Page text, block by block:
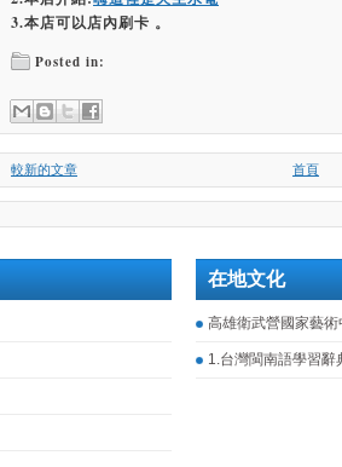
3.本店可以店內刷卡 。
Posted in:
較新的文章 首頁
在地文化
高雄衛武營國家藝術
1.台灣閩南語學習辭